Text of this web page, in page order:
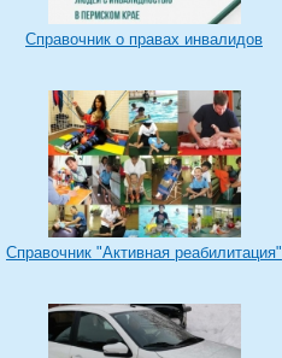
Справочник о правах инвалидов
Справочник "Активная реабилитация"